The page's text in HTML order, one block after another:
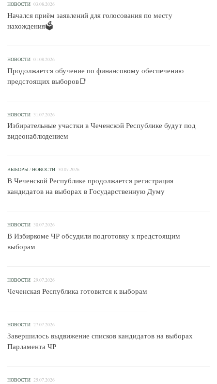
НОВОСТИ 03.08.2026
Начался приём заявлений для голосования по месту
нахождения🗳
НОВОСТИ 01.08.2026
Продолжается обучение по финансовому обеспечению
предстоящих выборов📑
НОВОСТИ 31.07.2026
Избирательные участки в Чеченской Республике будут под
видеонаблюдением
ВЫБОРЫ/НОВОСТИ 30.07.2026
В Чеченской Республике продолжается регистрация
кандидатов на выборах в Государственную Думу
НОВОСТИ 30.07.2026
В Избиркоме ЧР обсудили подготовку к предстоящим
выборам
НОВОСТИ 29.07.2026
Чеченская Республика готовится к выборам
НОВОСТИ 27.07.2026
Завершилось выдвижение списков кандидатов на выборах
Парламента ЧР
НОВОСТИ 25.07.2026